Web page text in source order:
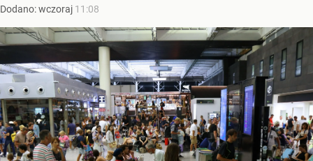
Dodano:wczoraj 11:08